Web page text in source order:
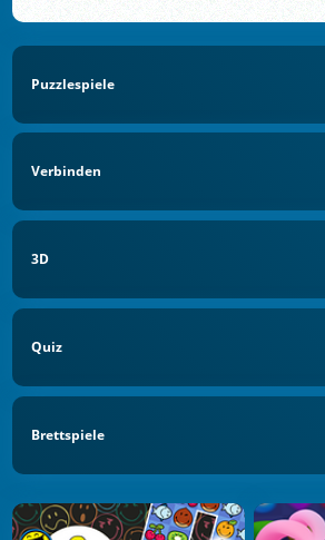
Puzzlespiele
Verbinden
3D
Quiz
Brettspiele